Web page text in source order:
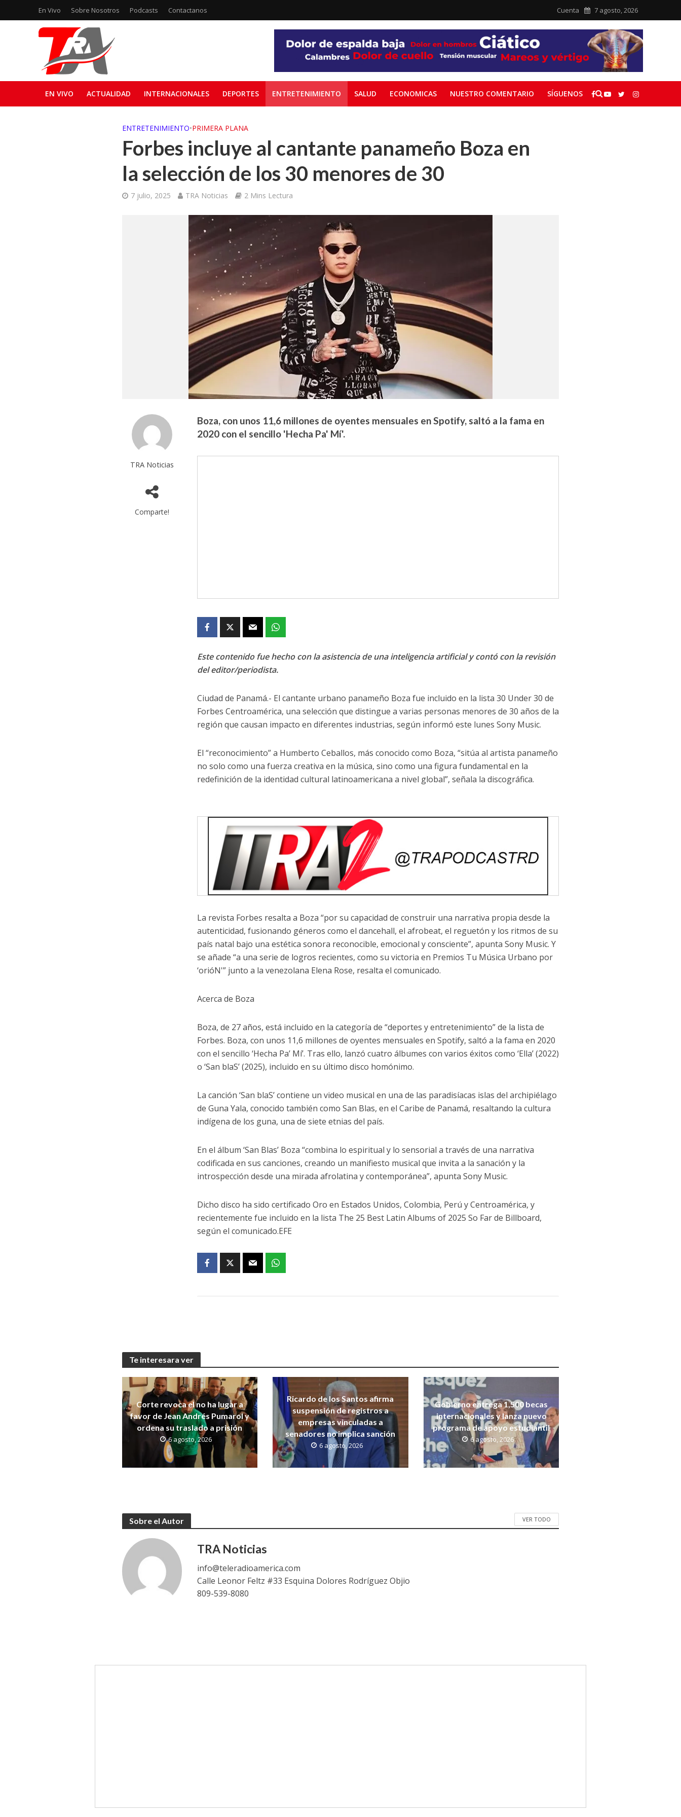
En Vivo Sobre Nosotros Podcasts Contactanos Cuenta 7 agosto, 2026
EN VIVO ACTUALIDAD INTERNACIONALES DEPORTES ENTRETENIMIENTO SALUD ECONOMICAS NUESTRO COMENTARIO SÍGUENOS
ENTRETENIMIENTO•PRIMERA PLANA
Forbes incluye al cantante panameño Boza en
la selección de los 30 menores de 30
7 julio, 2025 TRA Noticias 2 Mins Lectura
TRA Noticias
Comparte!
Boza, con unos 11,6 millones de oyentes mensuales en Spotify, saltó a la fama en
2020 con el sencillo 'Hecha Pa' Mí'.
Este contenido fue hecho con la asistencia de una inteligencia artificial y contó con la revisión
del editor/periodista.
Ciudad de Panamá.- El cantante urbano panameño Boza fue incluido en la lista 30 Under 30 de
Forbes Centroamérica, una selección que distingue a varias personas menores de 30 años de la
región que causan impacto en diferentes industrias, según informó este lunes Sony Music.
El “reconocimiento” a Humberto Ceballos, más conocido como Boza, “sitúa al artista panameño
no solo como una fuerza creativa en la música, sino como una figura fundamental en la
redefinición de la identidad cultural latinoamericana a nivel global”, señala la discográfica.
La revista Forbes resalta a Boza “por su capacidad de construir una narrativa propia desde la
autenticidad, fusionando géneros como el dancehall, el afrobeat, el reguetón y los ritmos de su
país natal bajo una estética sonora reconocible, emocional y consciente”, apunta Sony Music. Y
se añade “a una serie de logros recientes, como su victoria en Premios Tu Música Urbano por
‘orióN'” junto a la venezolana Elena Rose, resalta el comunicado.
Acerca de Boza
Boza, de 27 años, está incluido en la categoría de “deportes y entretenimiento” de la lista de
Forbes. Boza, con unos 11,6 millones de oyentes mensuales en Spotify, saltó a la fama en 2020
con el sencillo ‘Hecha Pa’ Mí’. Tras ello, lanzó cuatro álbumes con varios éxitos como ‘Ella’ (2022)
o ‘San blaS’ (2025), incluido en su último disco homónimo.
La canción ‘San blaS’ contiene un video musical en una de las paradisíacas islas del archipiélago
de Guna Yala, conocido también como San Blas, en el Caribe de Panamá, resaltando la cultura
indígena de los guna, una de siete etnias del país.
En el álbum ‘San Blas’ Boza “combina lo espiritual y lo sensorial a través de una narrativa
codificada en sus canciones, creando un manifiesto musical que invita a la sanación y la
introspección desde una mirada afrolatina y contemporánea”, apunta Sony Music.
Dicho disco ha sido certificado Oro en Estados Unidos, Colombia, Perú y Centroamérica, y
recientemente fue incluido en la lista The 25 Best Latin Albums of 2025 So Far de Billboard,
según el comunicado.EFE
Te interesara ver
Corte revoca el no ha lugar a
favor de Jean Andrés Pumarol y
ordena su traslado a prisión
6 agosto, 2026
Ricardo de los Santos afirma
suspensión de registros a
empresas vinculadas a
senadores no implica sanción
6 agosto, 2026
Gobierno entrega 1,500 becas
internacionales y lanza nuevo
programa de apoyo estudiantil
6 agosto, 2026
Sobre el Autor VER TODO
TRA Noticias
info@teleradioamerica.com
Calle Leonor Feltz #33 Esquina Dolores Rodríguez Objio
809-539-8080